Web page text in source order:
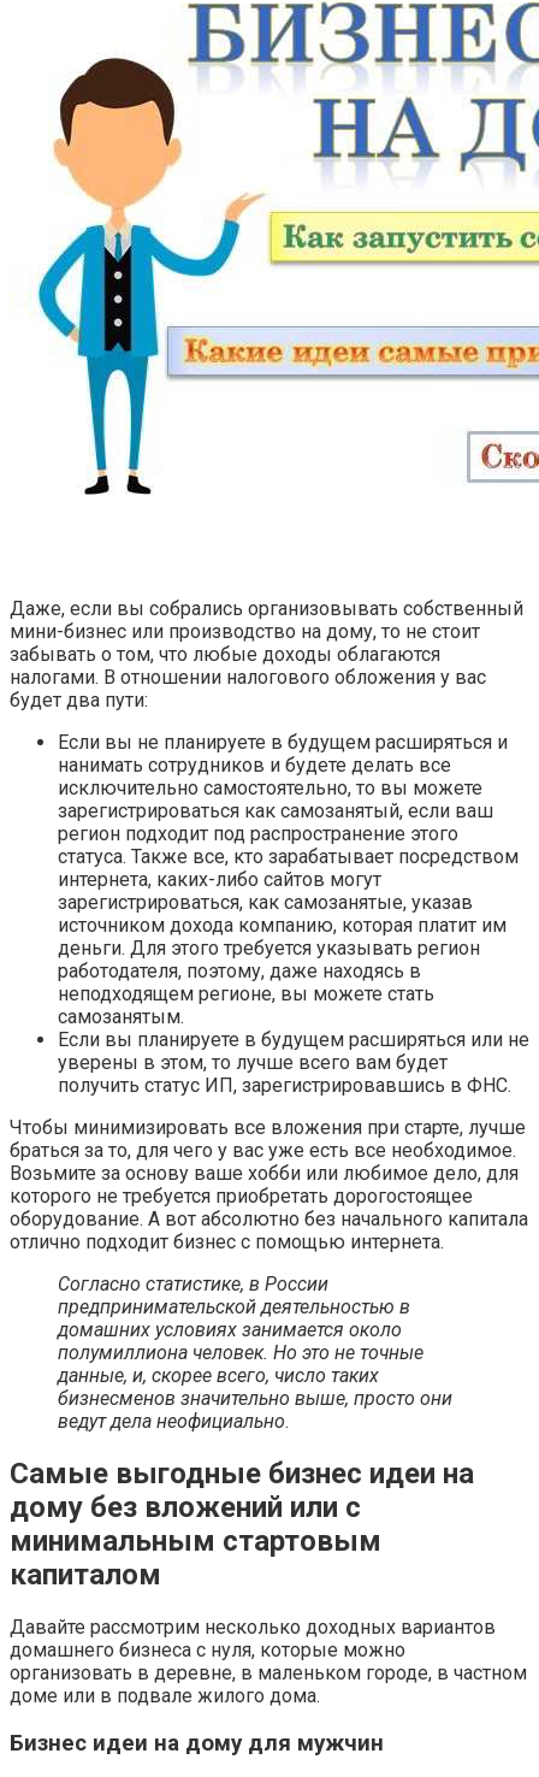
Даже, если вы собрались организовывать собственный
мини-бизнес или производство на дому, то не стоит
забывать о том, что любые доходы облагаются
налогами. В отношении налогового обложения у вас
будет два пути:
Если вы не планируете в будущем расширяться и
нанимать сотрудников и будете делать все
исключительно самостоятельно, то вы можете
зарегистрироваться как самозанятый, если ваш
регион подходит под распространение этого
статуса. Также все, кто зарабатывает посредством
интернета, каких-либо сайтов могут
зарегистрироваться, как самозанятые, указав
источником дохода компанию, которая платит им
деньги. Для этого требуется указывать регион
работодателя, поэтому, даже находясь в
неподходящем регионе, вы можете стать
самозанятым.
Если вы планируете в будущем расширяться или не
уверены в этом, то лучше всего вам будет
получить статус ИП, зарегистрировавшись в ФНС.
Чтобы минимизировать все вложения при старте, лучше
браться за то, для чего у вас уже есть все необходимое.
Возьмите за основу ваше хобби или любимое дело, для
которого не требуется приобретать дорогостоящее
оборудование. А вот абсолютно без начального капитала
отлично подходит бизнес с помощью интернета.
Согласно статистике, в России
предпринимательской деятельностью в
домашних условиях занимается около
полумиллиона человек. Но это не точные
данные, и, скорее всего, число таких
бизнесменов значительно выше, просто они
ведут дела неофициально.
Самые выгодные бизнес идеи на
дому без вложений или с
минимальным стартовым
капиталом
Давайте рассмотрим несколько доходных вариантов
домашнего бизнеса с нуля, которые можно
организовать в деревне, в маленьком городе, в частном
доме или в подвале жилого дома.
Бизнес идеи на дому для мужчин